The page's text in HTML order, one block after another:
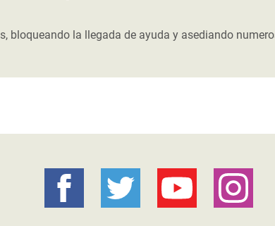
bloqueando la llegada de ayuda y asediando